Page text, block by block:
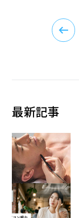
最新記事